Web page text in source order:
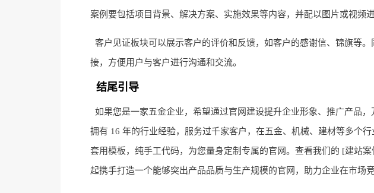
案例要包括项目背景、解决方案、实施效果等内容，并配以图片或视频进
客户见证板块可以展示客户的评价和反馈，如客户的感谢信、锦旗等
接，方便用户与客户进行沟通和交流。
结尾引导
如果您是一家五金企业，希望通过官网建设提升企业形象、推广产品
拥有 16 年的行业经验，服务过千家客户，在五金、机械、建材等多个
套用模板，纯手工代码，为您量身定制专属的官网。查看我们的 [建站
起携手打造一个能够突出产品品质与生产规模的官网，助力企业在市场